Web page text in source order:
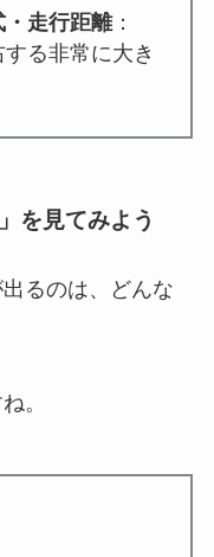
走行距離：
る非常に大き
を見てみよう
るのは、どんな
。